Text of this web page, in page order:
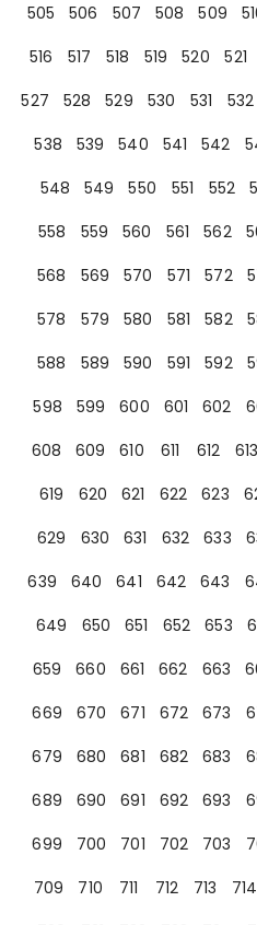
505
506 507 508 509
516
517 518 519 520 521
527
528 529 530 531 532
538
539 540 541 542
548
549 550 551 552
558
559 560 561 562
568
569 570 571 572
578
579 580 581 582
588
589 590 591 592
598
599 600 601 602
608
609 610 611 612 613
619
620 621 622 623
629
630 631 632 633
639
640 641 642 643
649
650 651 652 653
659
660 661 662 663
669
670 671 672 673
679
680 681 682 683
689
690 691 692 693
699
700 701 702 703
709
710 711 712 713 714